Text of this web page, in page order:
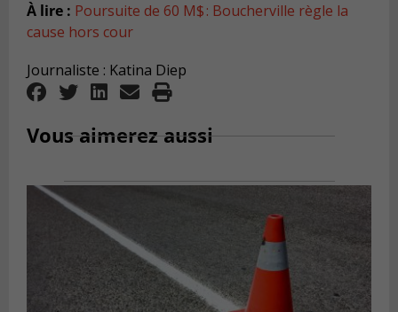
À lire : Poursuite de 60 M$ : Boucherville règle la
cause hors cour
Journaliste : Katina Diep
Vous aimerez aussi